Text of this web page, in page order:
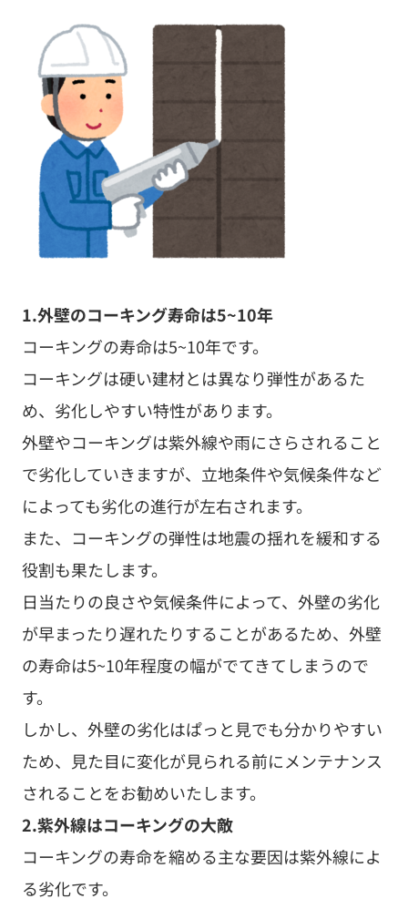
1.外壁のコーキング寿命は5~10年
コーキングの寿命は5~10年です。
コーキングは硬い建材とは異なり弾性があるた
め、劣化しやすい特性があります。
外壁やコーキングは紫外線や雨にさらされること
で劣化していきますが、立地条件や気候条件など
によっても劣化の進行が左右されます。
また、コーキングの弾性は地震の揺れを緩和する
役割も果たします。
日当たりの良さや気候条件によって、外壁の劣化
が早まったり遅れたりすることがあるため、外壁
の寿命は5~10年程度の幅がでてきてしまうので
す。
しかし、外壁の劣化はぱっと見でも分かりやすい
ため、見た目に変化が見られる前にメンテナンス
されることをお勧めいたします。
2.紫外線はコーキングの大敵
コーキングの寿命を縮める主な要因は紫外線によ
る劣化です。